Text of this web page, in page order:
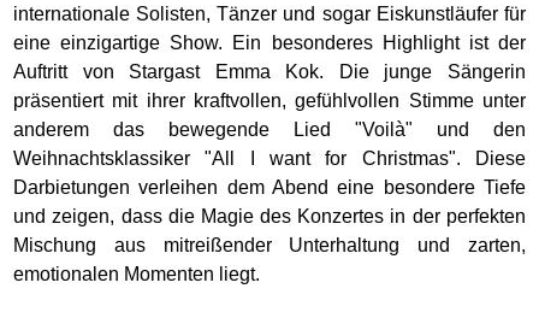
internationale Solisten, Tänzer und sogar Eiskunstläufer für
eine einzigartige Show. Ein besonderes Highlight ist der
Auftritt von Stargast Emma Kok. Die junge Sängerin
präsentiert mit ihrer kraftvollen, gefühlvollen Stimme unter
anderem das bewegende Lied "Voilà" und den
Weihnachtsklassiker "All I want for Christmas". Diese
Darbietungen verleihen dem Abend eine besondere Tiefe
und zeigen, dass die Magie des Konzertes in der perfekten
Mischung aus mitreißender Unterhaltung und zarten,
emotionalen Momenten liegt.